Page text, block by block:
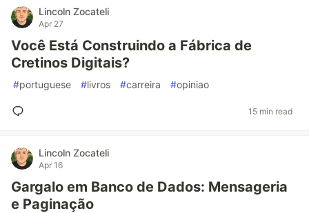
Lincoln Zocateli
Apr 27
Você Está Construindo a Fábrica de
Cretinos Digitais?
#portuguese #livros #carreira #opiniao
15 min read
Lincoln Zocateli
Apr 16
Gargalo em Banco de Dados: Mensageria
e Paginação